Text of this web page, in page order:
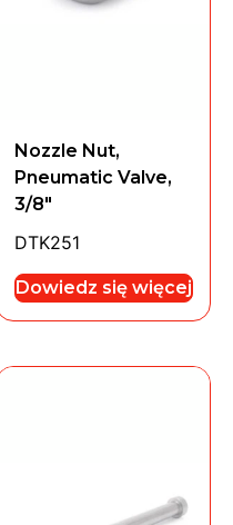
Nozzle Nut,
Pneumatic Valve,
3/8″
DTK251
Dowiedz się więcej